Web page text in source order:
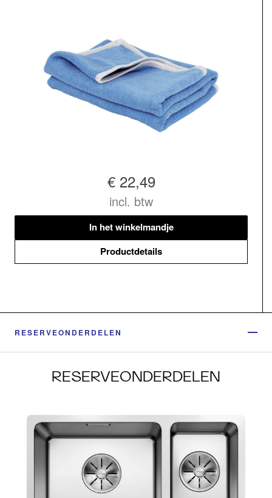
€ 22,49
incl. btw
In het winkelmandje
Productdetails
RESERVEONDERDELEN
RESERVEONDERDELEN